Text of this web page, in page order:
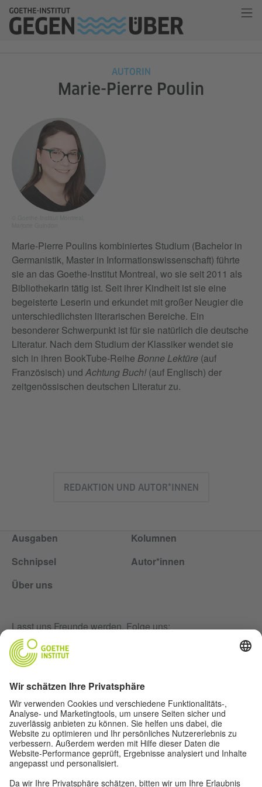
AUTORIN
Marie-Pierre Poulin
Marie-Pierre Poulins kombiniertes Studium (Bachelor in
Germanistik, Master in Informationswissenschaft) führte
sie an das Goethe-Institut Montreal, wo sie seit 2011 als
Bibliothekarin tätig ist. Seit ihrer Kindheit ist sie eine
begeisterte Leserin und erkundet mit großer Neugier die
unterschiedlichsten literarischen Bereiche. Ein
besonderer Schwerpunkt ist für sie natürlich die deutsche
Literatur. Nach dem Studium der Klassiker wendet sie
sich in ihren BookTube-Reihe Bonne Lektüre (auf
Französisch) und Achtung Buch!(auf Englisch) der
zeitgenössischen deutschen Literatur zu.
REDAKTION UND AUTOR*INNEN
Ausgaben
Kolumnen
Schnipsel
Autor*innen
Über uns
Newsletter
Impressum
Privatsphäre-Einstellungen
Datenschutz
Nutzungsbedingungen
Lasst uns Freunde werden. Folge uns: